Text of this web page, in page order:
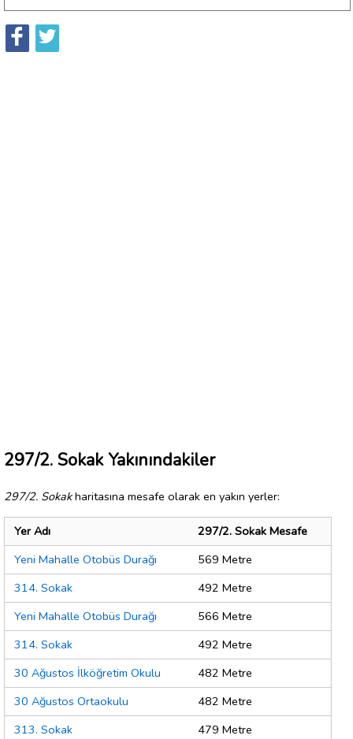
297/2. Sokak Yakınındakiler
297/2. Sokakharitasına mesafe olarak en yakın yerler:
Yer Adı
297/2. Sokak Mesafe
Yeni Mahalle Otobüs Durağı
569 Metre
314. Sokak
492 Metre
Yeni Mahalle Otobüs Durağı
566 Metre
314. Sokak
492 Metre
30 Ağustos İlköğretim Okulu
482 Metre
30 Ağustos Ortaokulu
482 Metre
313. Sokak
479 Metre